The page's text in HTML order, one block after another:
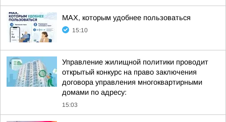
MAX, которым удобнее пользоваться
15:10
Управление жилищной политики проводит
открытый конкурс на право заключения
договора управления многоквартирными
домами по адресу:
15:03